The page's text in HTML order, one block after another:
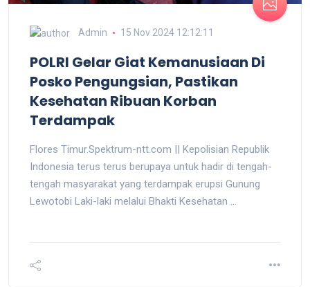
Admin 15 Nov 2024 12:12:11
POLRI Gelar Giat Kemanusiaan Di
Posko Pengungsian, Pastikan
Kesehatan Ribuan Korban
Terdampak
Flores Timur.Spektrum-ntt.com || Kepolisian Republik
Indonesia terus terus berupaya untuk hadir di tengah-
tengah masyarakat yang terdampak erupsi Gunung
Lewotobi Laki-laki melalui Bhakti Kesehatan ...